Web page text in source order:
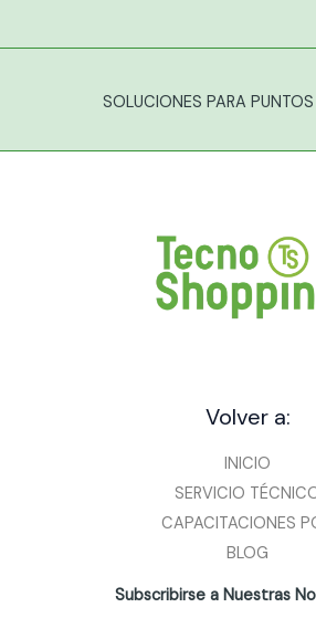
SOLUCIONES PARA
Volver a:
INICIO
SERVICIO
CAPACITACIONES
BLOG
Subscribirse a Nuestras